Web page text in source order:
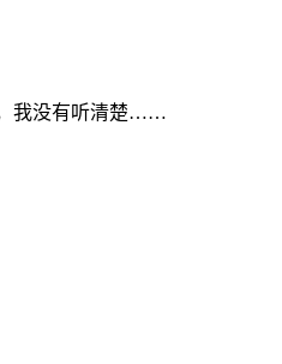
我没有听清楚……